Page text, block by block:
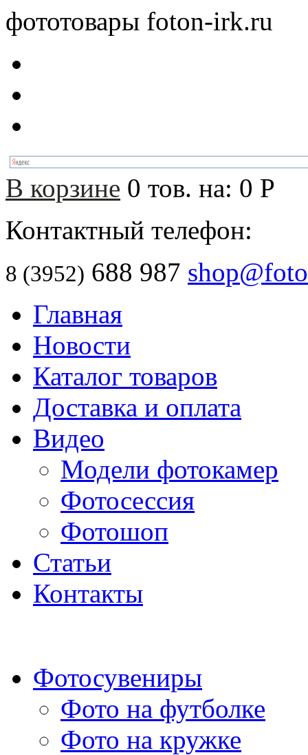
фототовары foton-irk.ru
В корзине 0 тов. на: 0 Р
Контактный телефон:
8 (3952) 688 987
Главная
Новости
Каталог товаров
Доставка и оплата
Видео
Модели фотокамер
Фотосессия
Фотошоп
Статьи
Контакты
Фотосувениры
Фото на футболке
Фото на кружке